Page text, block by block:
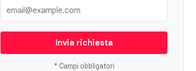
Invia richiesta
* Campi obbligatori